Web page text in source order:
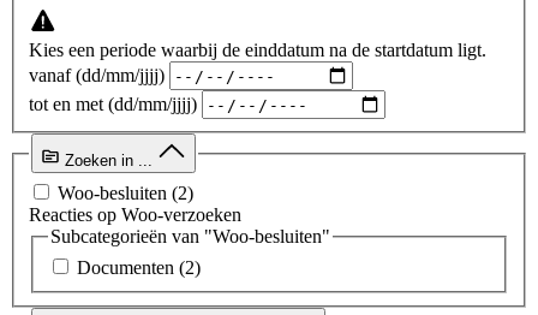
Kies een periode waarbij de einddatum na de startdatum ligt.
vanaf (dd/mm/jjjj)
tot en met (dd/mm/jjjj)
Zoeken in ...
Woo-besluiten (2)
Reacties op Woo-verzoeken
Subcategorieën van "Woo-besluiten"
Documenten (2)